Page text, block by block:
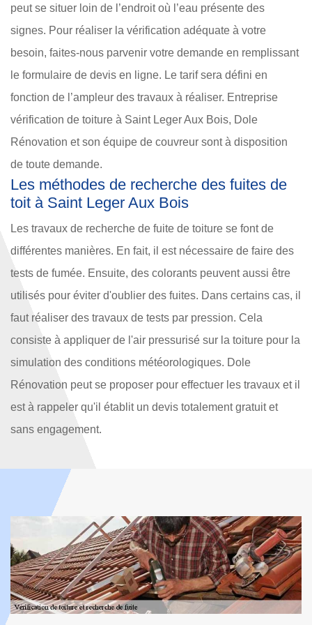
peut se situer loin de l’endroit où l’eau présente des
signes. Pour réaliser la vérification adéquate à votre
besoin, faites-nous parvenir votre demande en remplissant
le formulaire de devis en ligne. Le tarif sera défini en
fonction de l’ampleur des travaux à réaliser. Entreprise
vérification de toiture à Saint Leger Aux Bois, Dole
Rénovation et son équipe de couvreur sont à disposition
de toute demande.
Les méthodes de recherche des fuites de
toit à Saint Leger Aux Bois
Les travaux de recherche de fuite de toiture se font de
différentes manières. En fait, il est nécessaire de faire des
tests de fumée. Ensuite, des colorants peuvent aussi être
utilisés pour éviter d'oublier des fuites. Dans certains cas, il
faut réaliser des travaux de tests par pression. Cela
consiste à appliquer de l'air pressurisé sur la toiture pour la
simulation des conditions météorologiques. Dole
Rénovation peut se proposer pour effectuer les travaux et il
est à rappeler qu'il établit un devis totalement gratuit et
sans engagement.